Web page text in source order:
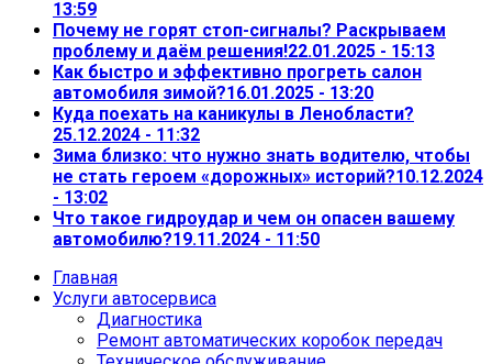
13:59
Почему не горят стоп-сигналы? Раскрываем
проблему и даём решения!22.01.2025 - 15:13
Как быстро и эффективно прогреть салон
автомобиля зимой?16.01.2025 - 13:20
Куда поехать на каникулы в Ленобласти?
25.12.2024 - 11:32
Зима близко: что нужно знать водителю, чтобы
не стать героем «дорожных» историй?10.12.2024
- 13:02
Что такое гидроудар и чем он опасен вашему
автомобилю?19.11.2024 - 11:50
Главная
Услуги автосервиса
Диагностика
Ремонт автоматических коробок передач